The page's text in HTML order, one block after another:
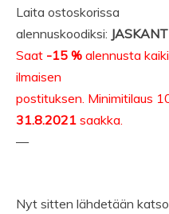
Laita ostoskorissa
alennuskoodiksi:
Saat -15 % alennusta
ilmaisen
postituksen. Minimitilaus
31.8.2021 saakka.
—
Nyt sitten lähdetään